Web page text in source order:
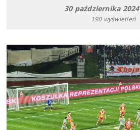
30 października
190 wyświetleń